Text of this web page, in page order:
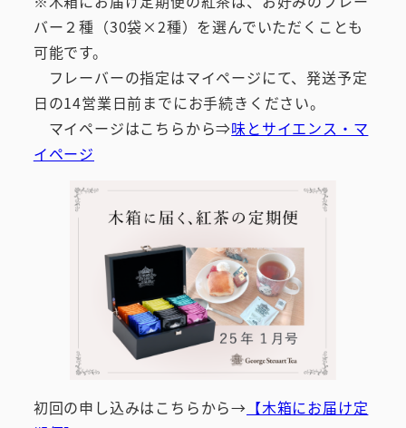
バー２種（30袋×2種）を選んでいただくことも
可能です。
フレーバーの指定はマイページにて、発送予定
日の14営業日前までにお手続きください。
マイページはこちらから⇒味とサイエンス・マ
イページ
初回の申し込みはこちらから→ 【木箱にお届け定